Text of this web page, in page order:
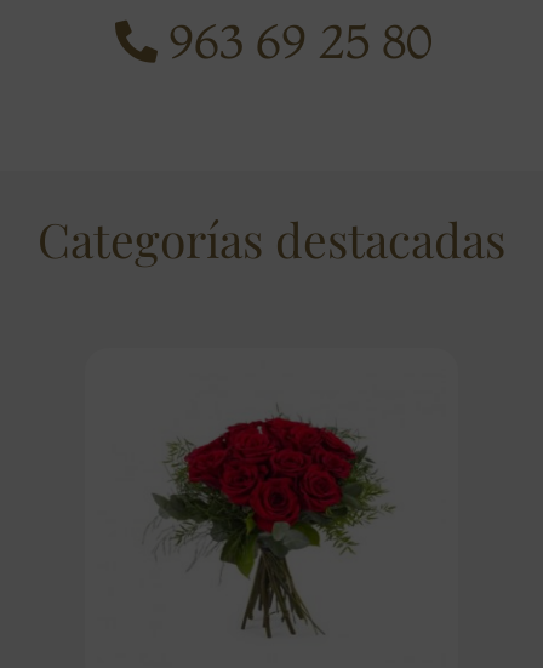
963 69 25 80
Categorías destacadas